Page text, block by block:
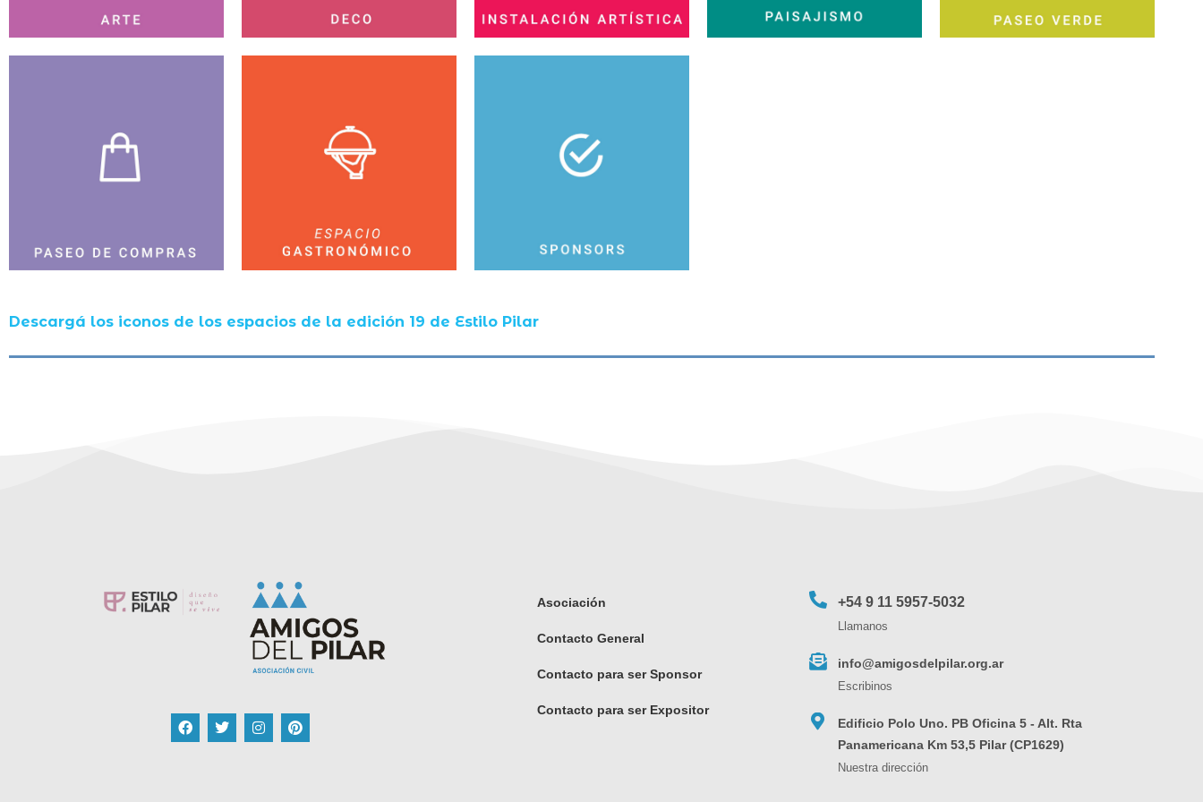
Descargá los iconos de los espacios de la edición 19 de Estilo Pilar
Asociación
Contacto General
Contacto para ser Sponsor
Contacto para ser Expositor
+54 9 11 5957-5032
Llamanos
info@amigosdelpilar.org.ar
Escribinos
Edificio Polo Uno. PB Oficina 5 - Alt. Rta
Panamericana Km 53,5 Pilar (CP1629)
Nuestra dirección